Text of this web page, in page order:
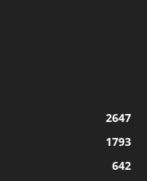
2647
1793
642